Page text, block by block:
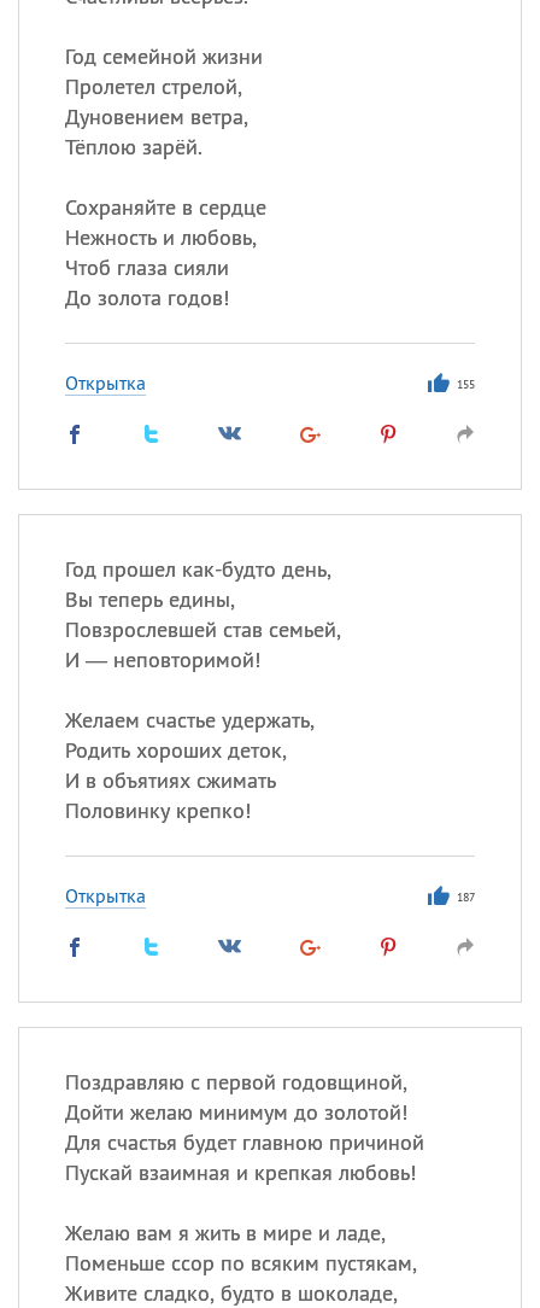
Год семейной жизни
Пролетел стрелой,
Дуновением ветра,
Тёплою зарёй.
Сохраняйте в сердце
Нежность и любовь,
Чтоб глаза сияли
До золота годов!
Открытка 155
Год прошел как-будто день,
Вы теперь едины,
Повзрослевшей став семьей,
И — неповторимой!
Желаем счастье удержать,
Родить хороших деток,
И в объятиях сжимать
Половинку крепко!
Открытка 187
Поздравляю с первой годовщиной,
Дойти желаю минимум до золотой!
Для счастья будет главною причиной
Пускай взаимная и крепкая любовь!
Желаю вам я жить в мире и ладе,
Поменьше ссор по всяким пустякам,
Живите сладко, будто в шоколаде,
ИМЕНА